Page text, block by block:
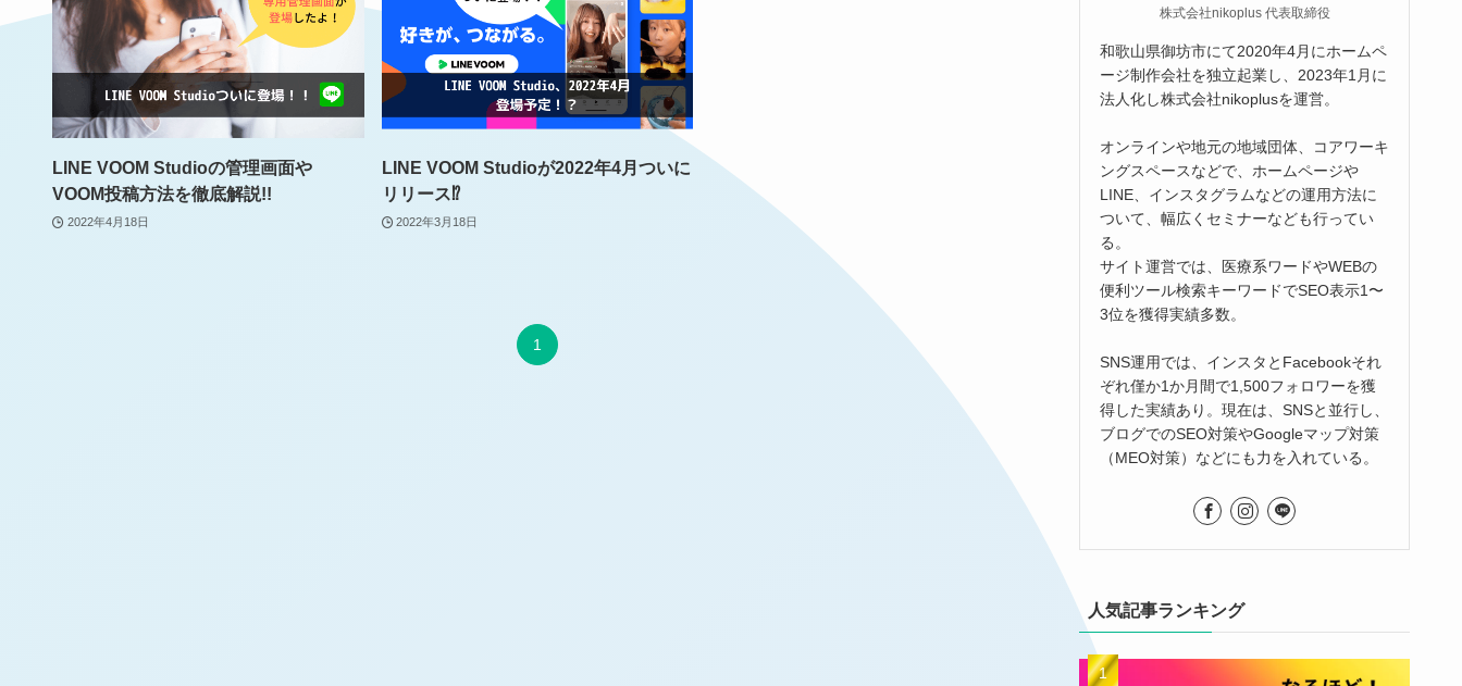
LINE VOOM Studioの管理画面や
VOOM投稿方法を徹底解説!!
2022年4月18日
LINE VOOM Studioが2022年4月ついに
リリース⁉
2022年3月18日
1
株式会社nikoplus 代表取締役
和歌山県御坊市にて2020年4月にホームペ
ージ制作会社を独立起業し、2023年1月に
法人化し株式会社nikoplusを運営。
オンラインや地元の地域団体、コアワーキ
ングスペースなどで、ホームページや
LINE、インスタグラムなどの運用方法に
ついて、幅広くセミナーなども行ってい
る。
サイト運営では、医療系ワードやWEBの
便利ツール検索キーワードでSEO表示1〜
3位を獲得実績多数。
SNS運用では、インスタとFacebookそれ
ぞれ僅か1か月間で1,500フォロワーを獲
得した実績あり。現在は、SNSと並行し、
ブログでのSEO対策やGoogleマップ対策
（MEO対策）などにも力を入れている。
人気記事ランキング